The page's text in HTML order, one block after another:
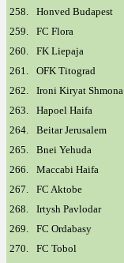
258. Honved Budapest
259.
FC Flora
260.
FK Liepaja
261.
OFK Titograd
262.
Ironi Kiryat Shmona
263.
Hapoel Haifa
264.
Beitar Jerusalem
265.
Bnei Yehuda
266.
Maccabi Haifa
267.
FC Aktobe
268.
Irtysh Pavlodar
269.
FC Ordabasy
270.
FC Tobol